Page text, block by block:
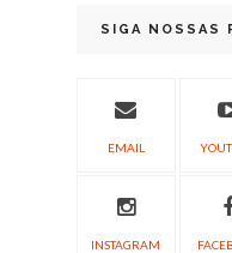
SIGA NOSSAS
EMAIL
INSTAGRAM